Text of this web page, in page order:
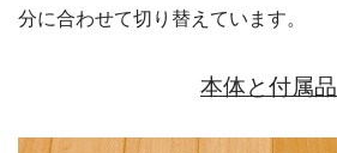
分に合わせて切り替えています。
本体と付属品